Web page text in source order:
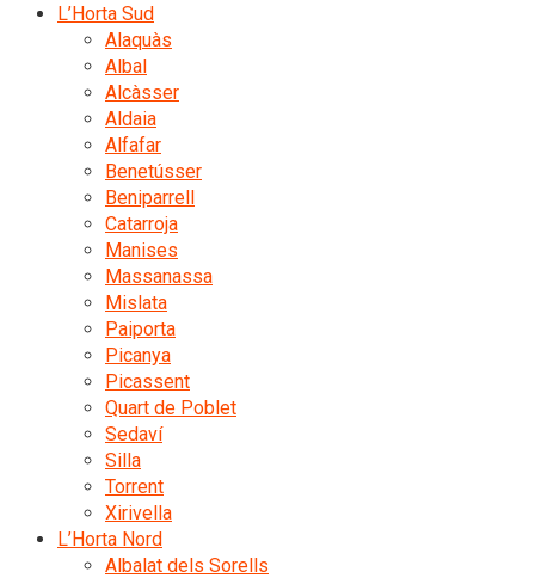
L’Horta Sud
Alaquàs
Albal
Alcàsser
Aldaia
Alfafar
Benetússer
Beniparrell
Catarroja
Manises
Massanassa
Mislata
Paiporta
Picanya
Picassent
Quart de Poblet
Sedaví
Silla
Torrent
Xirivella
L’Horta Nord
Albalat dels Sorells